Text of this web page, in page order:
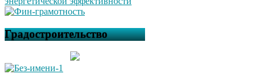
Градостроительство